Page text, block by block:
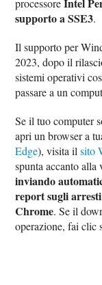
processoreIntel
supporto a SSE3.
Il supporto per
2023, dopo il
sistemi operativi
passare a un
Se il tuo computer
apri un browser a
Edge), visita ilsito
spunta accanto alla
inviando
report sugli
Chrome. Se il
operazione, fai